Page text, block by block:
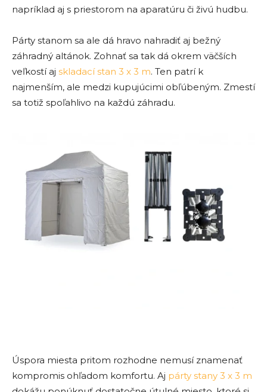
napríklad aj s priestorom na aparatúru či živú hudbu.
Párty stanom sa ale dá hravo nahradiť aj bežný
záhradný altánok. Zohnať sa tak dá okrem väčších
veľkostí aj skladací stan 3 x 3 m. Ten patrí k
najmenším, ale medzi kupujúcimi obľúbeným. Zmestí
sa totiž spoľahlivo na každú záhradu.
Úspora miesta pritom rozhodne nemusí znamenať
kompromis ohľadom komfortu. Aj párty stany 3 x 3 m